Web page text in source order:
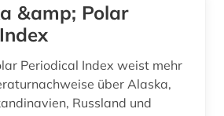
&amp; Polar
Periodical Index weist mehr
über Alaska,
Russland und